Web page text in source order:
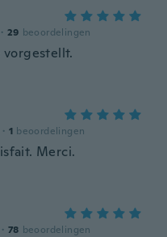
· 29 beoordelingen
vorgestellt.
· 1 beoordelingen
Merci.
· 78 beoordelingen